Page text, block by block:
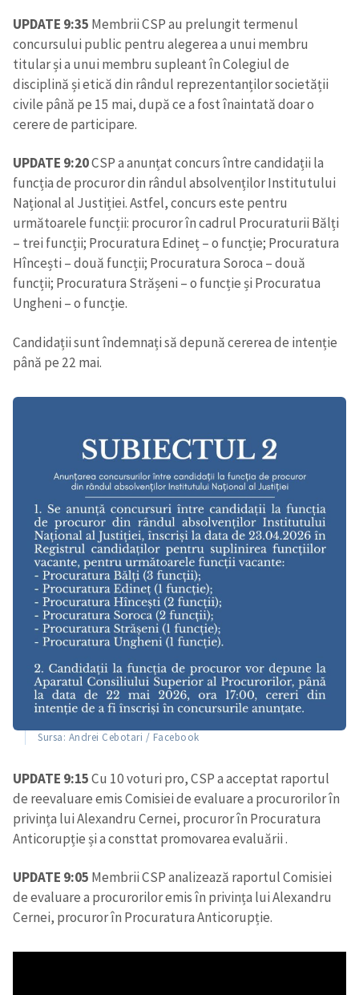
UPDATE 9:35 Membrii CSP au prelungit termenul
concursului public pentru alegerea a unui membru
titular și a unui membru supleant în Colegiul de
disciplină și etică din rândul reprezentanților societății
civile până pe 15 mai, după ce a fost înaintată doar o
cerere de participare.
UPDATE 9:20CSP a anunțat concurs între candidații la
funcția de procuror din rândul absolvenților Institutului
Național al Justiției. Astfel, concurs este pentru
următoarele funcții: procuror în cadrul Procuraturii Bălți
– trei funcții; Procuratura Edineț – o funcție; Procuratura
Hîncești – două funcții; Procuratura Soroca – două
funcții; Procuratura Strășeni – o funcție și Procuratua
Ungheni – o funcție.
Candidații sunt îndemnați să depună cererea de intenție
până pe 22 mai.
Sursa: Andrei Cebotari / Facebook
UPDATE 9:15Cu 10 voturi pro, CSP a acceptat raportul
de reevaluare emis Comisiei de evaluare a procurorilor în
privința lui Alexandru Cernei, procuror în Procuratura
Anticorupție și a consttat promovarea evaluării .
UPDATE 9:05 Membrii CSP analizează raportul Comisiei
de evaluare a procurorilor emis în privința lui Alexandru
Cernei, procuror în Procuratura Anticorupție.